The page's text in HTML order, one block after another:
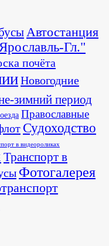
Автостанция
Гл."
почёта
Новогодние
зимний период
Православные
Судоходство
в видеороликах
Транспорт в
Фотогалерея